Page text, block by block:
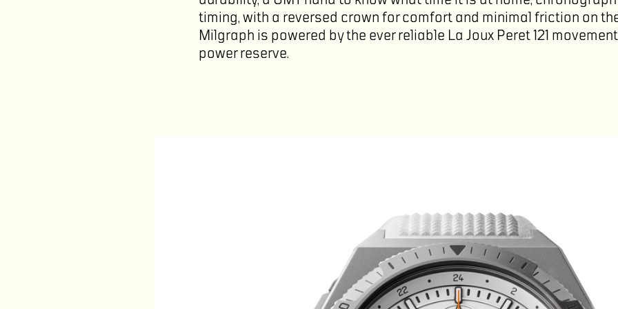
timing, with a reversed crown for comfort and minimal friction on
Milgraph is powered by the ever reliable La Joux Peret 121
power reserve.